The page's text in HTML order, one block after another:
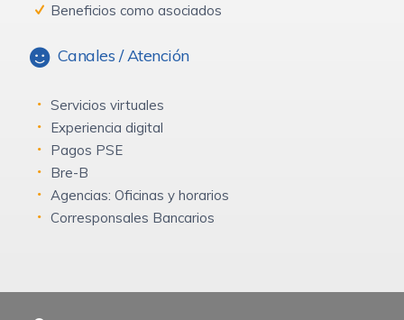
Beneficios como asociados
Canales / Atención
Servicios virtuales
Experiencia digital
Pagos PSE
Bre-B
Agencias: Oficinas y horarios
Corresponsales Bancarios